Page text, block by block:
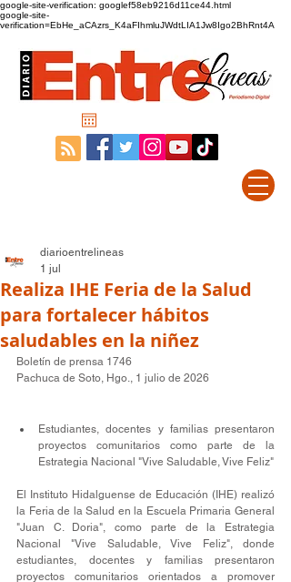
google-site-verification: googlef58eb9216d11ce44.html
google-site-
verification=EbHe_aCAzrs_K4aFIhmluJWdtLIA1Jw8Igo2BhRnt4A
Realiza IHE Feria de la Salud
para fortalecer hábitos
saludables en la niñez
diarioentrelineas
1 jul
Boletín de prensa 1746
Pachuca de Soto, Hgo., 1 julio de 2026
Estudiantes, docentes y familias presentaron
proyectos comunitarios como parte de la
Estrategia Nacional "Vive Saludable, Vive Feliz"
El Instituto Hidalguense de Educación (IHE) realizó
la Feria de la Salud en la Escuela Primaria General
"Juan C. Doria", como parte de la Estrategia
Nacional "Vive Saludable, Vive Feliz", donde
estudiantes, docentes y familias presentaron
proyectos comunitarios orientados a promover